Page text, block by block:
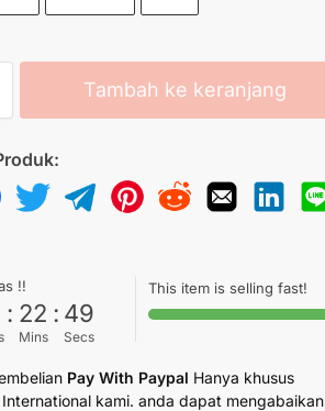
Tambah ke keranjang
!!
: 22
Mins
: 48
Secs
This item is selling fast!
Pay With Paypal Hanya khusus
kami. anda dapat mengabaikan